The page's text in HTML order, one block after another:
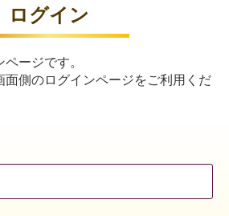
ログイン
ージです。
面側のログインページをご利用くだ